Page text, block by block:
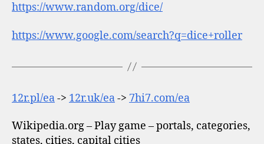
https://www.random.org/dice/
https://www.google.com/search?q=dice+roller
12r.pl/ea-> 12r.uk/ea-> 7hi7.com/ea
Wikipedia.org – Play game – portals, categories,
states, cities, capital cities